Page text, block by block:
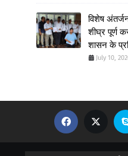
विशेष
शीघ्र पूर्ण
शासन के
July 10,